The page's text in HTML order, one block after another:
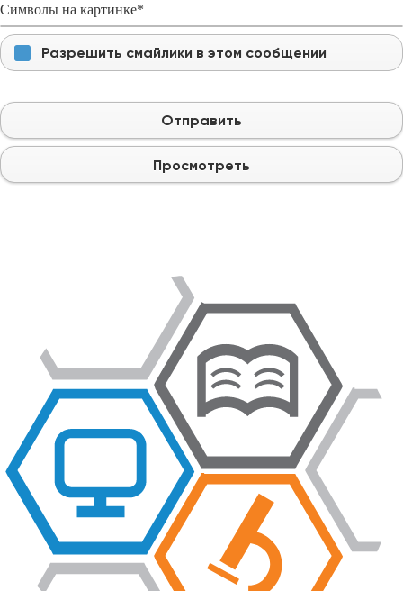
Символы на картинке*
Разрешить смайлики в этом сообщении
Отправить
Просмотреть